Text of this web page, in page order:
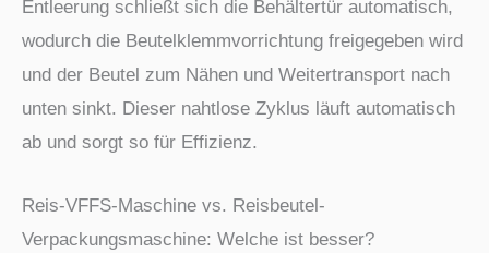
Entleerung schließt sich die Behältertür automatisch,
wodurch die Beutelklemmvorrichtung freigegeben wird
und der Beutel zum Nähen und Weitertransport nach
unten sinkt. Dieser nahtlose Zyklus läuft automatisch
ab und sorgt so für Effizienz.
Reis-VFFS-Maschine vs. Reisbeutel-
Verpackungsmaschine: Welche ist besser?